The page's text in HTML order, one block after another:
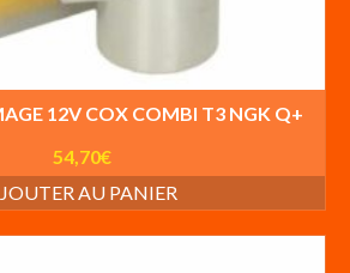
12V COX COMBI T3 NGK Q+
54,70€
AU PANIER